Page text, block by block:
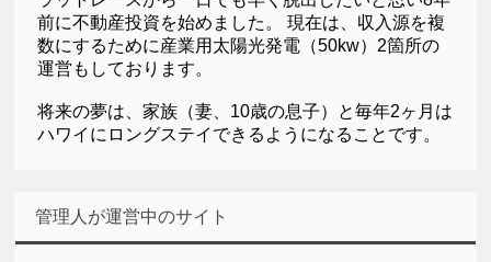
前に不動産投資を始めました。 現在は、収入源を複
数にするために産業用太陽光発電（50kw）2箇所の
運営もしております。
将来の夢は、家族（妻、10歳の息子）と毎年2ヶ月は
ハワイにロングステイできるようになることです。
管理人が運営中のサイト